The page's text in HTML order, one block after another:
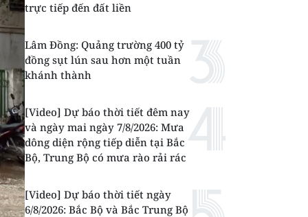
trực tiếp đến đất liền
Lâm Đồng: Quảng trường 400 tỷ
đồng sụt lún sau hơn một tuần
khánh thành
[Video] Dự báo thời tiết đêm nay
và ngày mai ngày 7/8/2026: Mưa
dông diện rộng tiếp diễn tại Bắc
Bộ, Trung Bộ có mưa rào rải rác
[Video] Dự báo thời tiết ngày
6/8/2026: Bắc Bộ và Bắc Trung Bộ